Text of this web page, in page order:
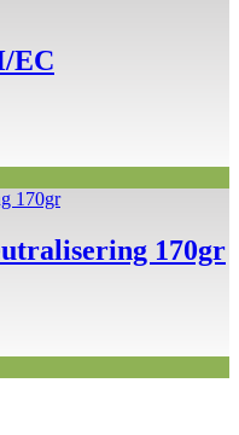
EC
170gr